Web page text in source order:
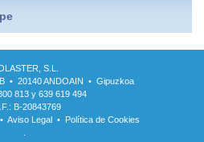
S.L.
• 20140 ANDOAIN • Gipuzkoa
813 y 639 619 494
B-20843769
• Aviso Legal • Política de Cookies